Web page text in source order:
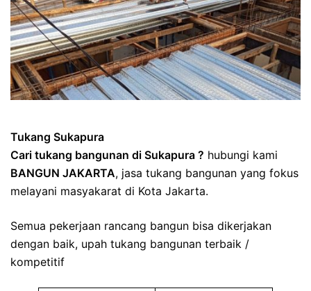
Tukang Sukapura
Cari tukang bangunan di Sukapura ? hubungi kami
BANGUN JAKARTA, jasa tukang bangunan yang fokus
melayani masyakarat di Kota Jakarta.
Semua pekerjaan rancang bangun bisa dikerjakan
dengan baik, upah tukang bangunan terbaik /
kompetitif